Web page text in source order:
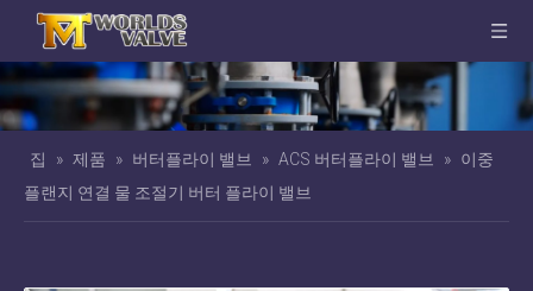
집 » 제품 » 버터플라이 밸브 » ACS 버터플라이 밸브 » 이중
플랜지 연결 물 조절기 버터 플라이 밸브